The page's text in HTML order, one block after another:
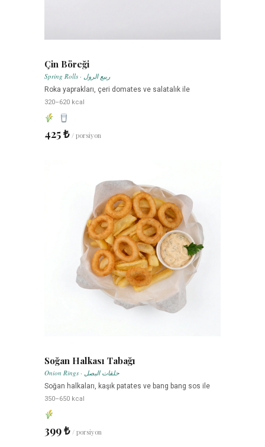
Çin Böreği
Spring Rolls · ربيع الرول
Roka yaprakları, çeri domates ve salatalık ile
320–620 kcal
425 ₺ / porsiyon
Soğan Halkası Tabağı
Onion Rings · حلقات البصل
Soğan halkaları, kaşık patates ve bang bang sos ile
350–650 kcal
399 ₺ / porsiyon